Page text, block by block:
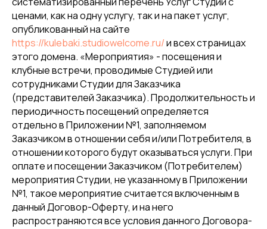
ценами, как на одну услугу, так и на пакет услуг,
опубликованный на сайте
https://kulebaki.studiowelcome.ru/и всех страницах
этого домена. «Мероприятия» - посещения и
клубные встречи, проводимые Студией или
сотрудниками Студии для Заказчика
(представителей Заказчика). Продолжительность и
периодичность посещений определяется
отдельно в Приложении №1, заполняемом
Заказчиком в отношении себя и/или Потребителя, в
отношении которого будут оказываться услуги. При
оплате и посещении Заказчиком (Потребителем)
мероприятия Студии, не указанному в Приложении
№1, такое мероприятие считается включенным в
данный Договор-Оферту, и на него
распространяются все условия данного Договора-